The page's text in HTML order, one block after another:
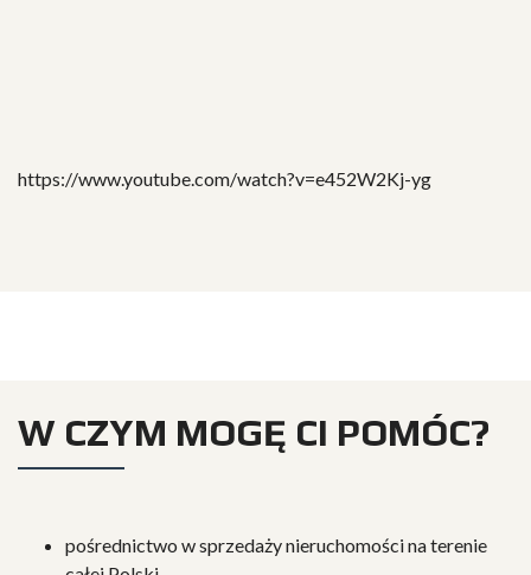
https://www.youtube.com/watch?v=e452W2Kj-yg
W CZYM MOGĘ CI POMÓC?
pośrednictwo w sprzedaży nieruchomości na terenie